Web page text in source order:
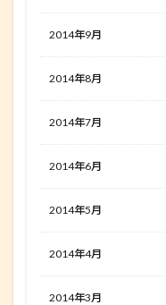
2014年9月
2014年8月
2014年7月
2014年6月
2014年5月
2014年4月
2014年3月